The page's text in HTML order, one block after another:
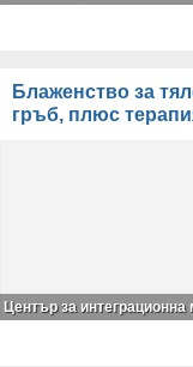
Блаженство за
гръб, плюс
Център за